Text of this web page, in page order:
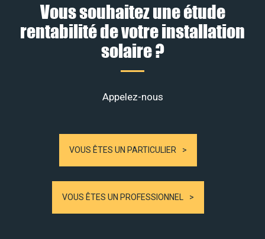
Vous souhaitez une étude
rentabilité de votre installation
solaire ?
Appelez-nous
VOUS ÊTES UN PARTICULIER
VOUS ÊTES UN PROFESSIONNEL